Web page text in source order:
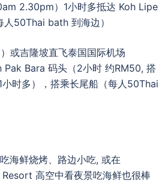
2.30pm）1小时多抵达 Koh Lipe
50Thai bath 到海边）
或吉隆坡直飞泰国国际机场
Bara 码头（2小时 约RM50, 搭
时多），搭乘长尾船（每人50Thai
海鲜烧烤、路边小吃, 或在
高空中看夜景吃海鲜也很棒